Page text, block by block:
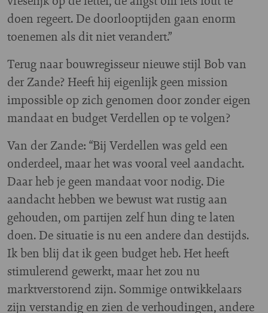
doen regeert. De doorlooptijden gaan enorm
toenemen als dit niet verandert.”
Terug naar bouwregisseur nieuwe stijl Bob van
der Zande? Heeft hij eigenlijk geen mission
impossible op zich genomen door zonder eigen
mandaat en budget Verdellen op te volgen?
Van der Zande: “Bij Verdellen was geld een
onderdeel, maar het was vooral veel aandacht.
Daar heb je geen mandaat voor nodig. Die
aandacht hebben we bewust wat rustig aan
gehouden, om partijen zelf hun ding te laten
doen. De situatie is nu een andere dan destijds.
Ik ben blij dat ik geen budget heb. Het heeft
stimulerend gewerkt, maar het zou nu
marktverstorend zijn. Sommige ontwikkelaars
zijn verstandig en zien de verhoudingen, andere